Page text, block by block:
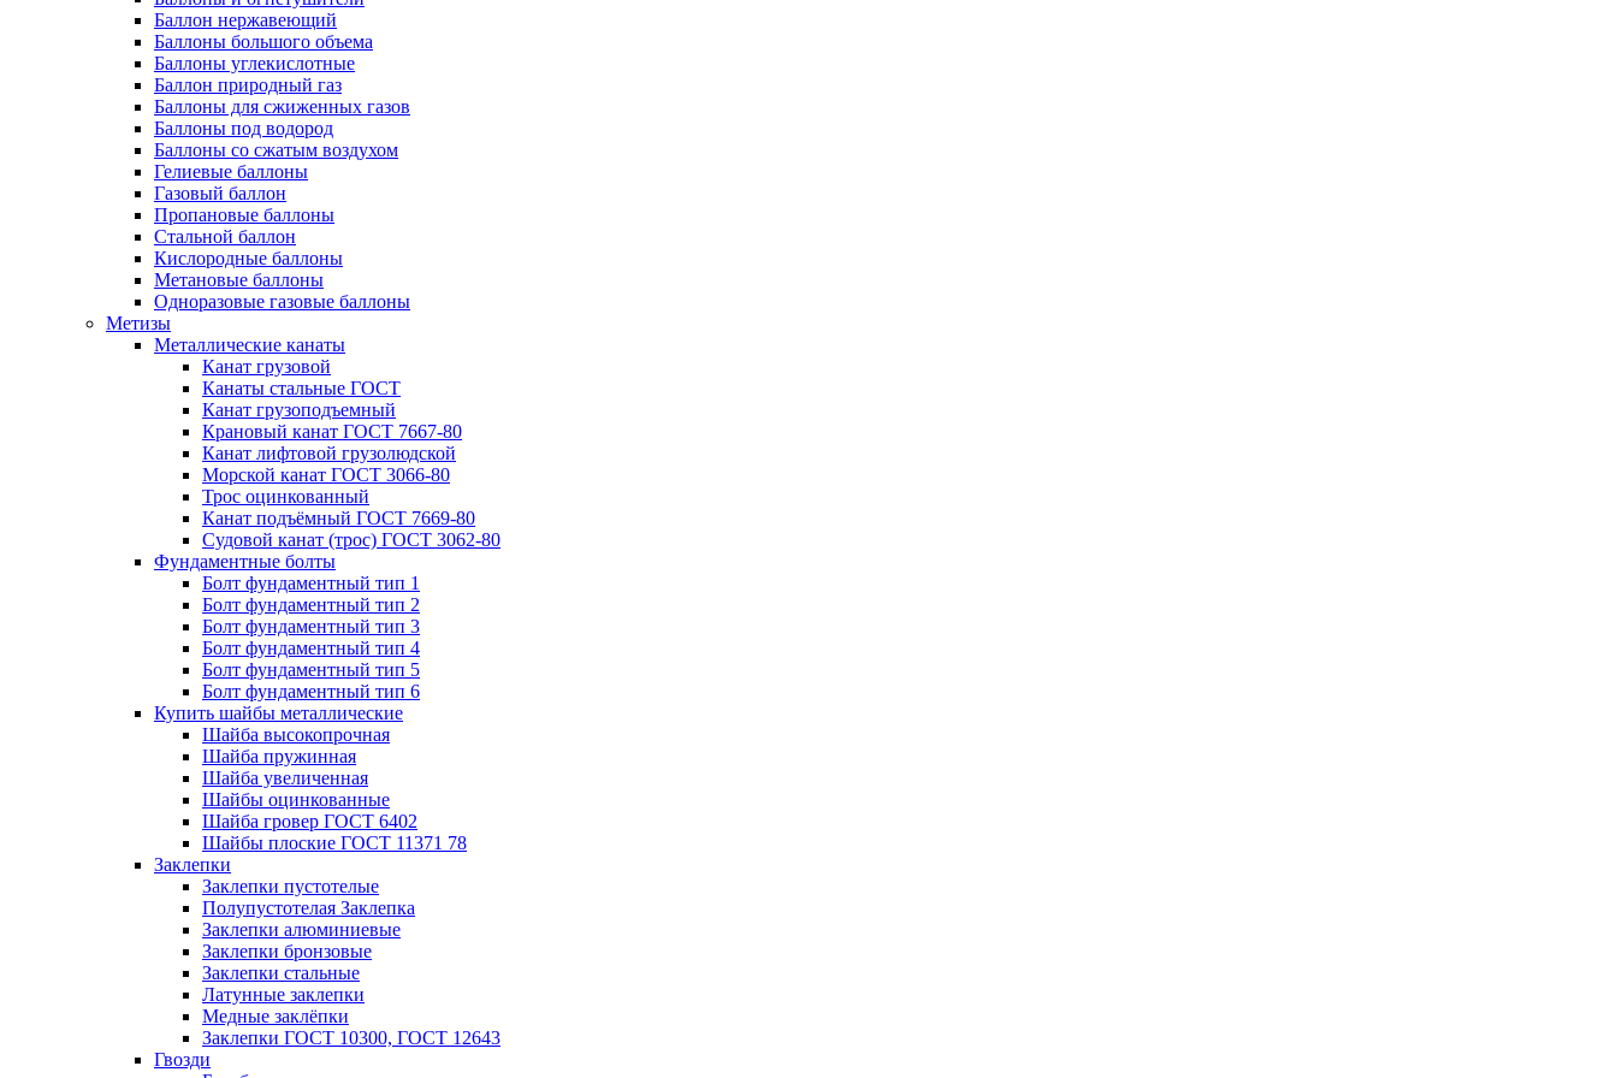
Баллон нержавеющий
Баллоны большого объема
Баллоны углекислотные
Баллон природный газ
Баллоны для сжиженных газов
Баллоны под водород
Баллоны со сжатым воздухом
Гелиевые баллоны
Газовый баллон
Пропановые баллоны
Стальной баллон
Кислородные баллоны
Метановые баллоны
Одноразовые газовые баллоны
Метизы
Металлические канаты
Канат грузовой
Канаты стальные ГОСТ
Канат грузоподъемный
Крановый канат ГОСТ 7667-80
Канат лифтовой грузолюдской
Морской канат ГОСТ 3066-80
Трос оцинкованный
Канат подъёмный ГОСТ 7669-80
Судовой канат (трос) ГОСТ 3062-80
Фундаментные болты
Болт фундаментный тип 1
Болт фундаментный тип 2
Болт фундаментный тип 3
Болт фундаментный тип 4
Болт фундаментный тип 5
Болт фундаментный тип 6
Купить шайбы металлические
Шайба высокопрочная
Шайба пружинная
Шайба увеличенная
Шайбы оцинкованные
Шайба гровер ГОСТ 6402
Шайбы плоские ГОСТ 11371 78
Заклепки
Заклепки пустотелые
Полупустотелая Заклепка
Заклепки алюминиевые
Заклепки бронзовые
Заклепки стальные
Латунные заклепки
Медные заклёпки
Заклепки ГОСТ 10300, ГОСТ 12643
Гвозди